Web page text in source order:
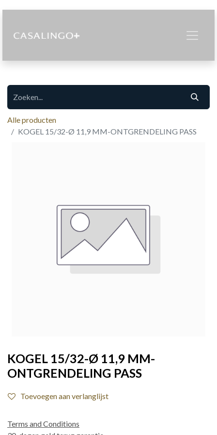
Alle producten
KOGEL 15/32-Ø 11,9 MM-ONTGRENDELING PASS
KOGEL 15/32-Ø 11,9 MM-
ONTGRENDELING PASS
Toevoegen aan verlanglijst
Terms and Conditions